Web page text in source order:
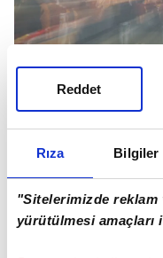
Rıza Bilgiler
"Sitelerimizde reklam
yürütülmesi amaçları
Reddet
BAĞDAT
POLİS ÖNLEDİ